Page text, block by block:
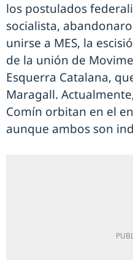
los postulados
socialista,
unirse a MES, la
de la unión de
Esquerra Catalana,
Maragall.
Comín orbitan en el
aunque ambos son